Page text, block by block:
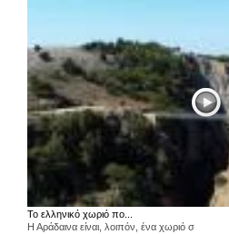
Το ελληνικό χωριό πο...
Η Αράδαινα είναι, λοιπόν, ένα χωριό σ